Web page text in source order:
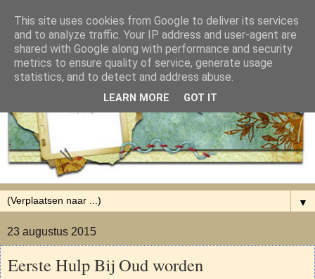
▼
23 augustus 2015
Eerste Hulp Bij Oud worden
This site uses cookies from Google to deliver its services
and to analyze traffic. Your IP address and user-agent are
shared with Google along with performance and security
metrics to ensure quality of service, generate usage
statistics, and to detect and address abuse.
LEARN MORE GOT IT